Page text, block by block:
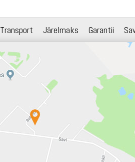
Transport Järelmaks Garantii